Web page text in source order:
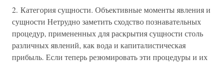
2. Категория сущности. Объективные моменты явления и
сущности Нетрудно заметить сходство познавательных
процедур, примененных для раскрытия сущности столь
различных явлений, как вода и капиталистическая
прибыль. Если теперь резюмировать эти процедуры и их